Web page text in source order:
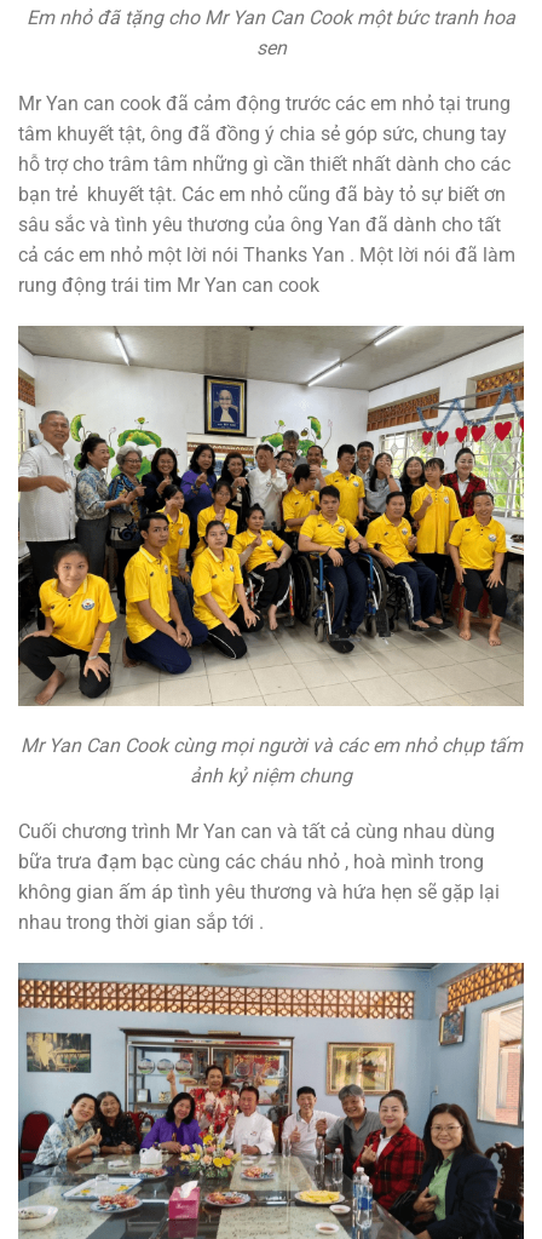
Em nhỏ đã tặng cho Mr Yan Can Cook một bức tranh hoa
sen
Mr Yan can cook đã cảm động trước các em nhỏ tại trung
tâm khuyết tật, ông đã đồng ý chia sẻ góp sức, chung tay
hỗ trợ cho trâm tâm những gì cần thiết nhất dành cho các
bạn trẻ khuyết tật. Các em nhỏ cũng đã bày tỏ sự biết ơn
sâu sắc và tình yêu thương của ông Yan đã dành cho tất
cả các em nhỏ một lời nói Thanks Yan . Một lời nói đã làm
rung động trái tim Mr Yan can cook
Mr Yan Can Cook cùng mọi người và các em nhỏ chụp tấm
ảnh kỷ niệm chung
Cuối chương trình Mr Yan can và tất cả cùng nhau dùng
bữa trưa đạm bạc cùng các cháu nhỏ , hoà mình trong
không gian ấm áp tình yêu thương và hứa hẹn sẽ gặp lại
nhau trong thời gian sắp tới .